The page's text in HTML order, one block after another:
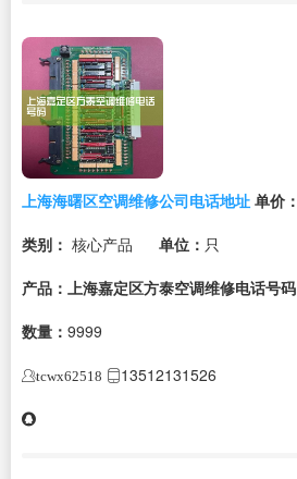
上海海曙区空调维修公司电话地址 单价：
类别： 核心产品 单位： 只
产品：上海嘉定区方泰空调维修电话号码
数量： 9999
tcwx62518 13512131526